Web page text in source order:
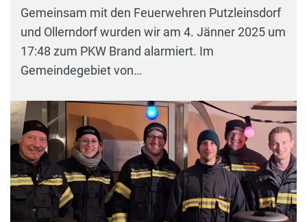
Gemeinsam mit den Feuerwehren Putzleinsdorf
und Ollerndorf wurden wir am 4. Jänner 2025 um
17:48 zum PKW Brand alarmiert. Im
Gemeindegebiet von…